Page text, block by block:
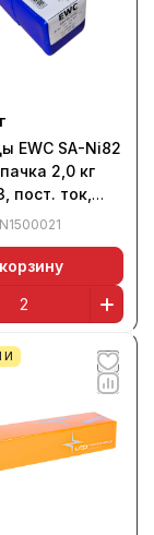
EWC SA-Ni82
2,0 кг
пост. ток,